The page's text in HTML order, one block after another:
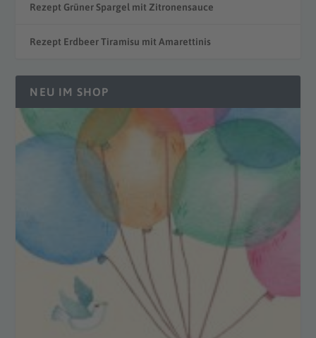
Rezept Grüner Spargel mit Zitronensauce
Rezept Erdbeer Tiramisu mit Amarettinis
NEU IM SHOP